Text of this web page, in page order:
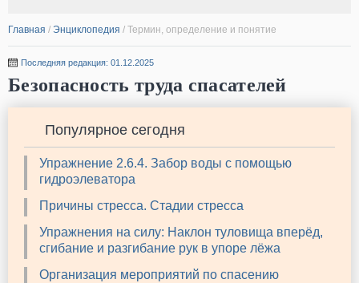
Главная / Энциклопедия / Термин, определение и понятие
Последняя редакция: 01.12.2025
Безопасность труда спасателей
Популярное сегодня
Упражнение 2.6.4. Забор воды с помощью
гидроэлеватора
Причины стресса. Стадии стресса
Упражнения на силу: Наклон туловища вперёд,
сгибание и разгибание рук в упоре лёжа
Организация мероприятий по спасению